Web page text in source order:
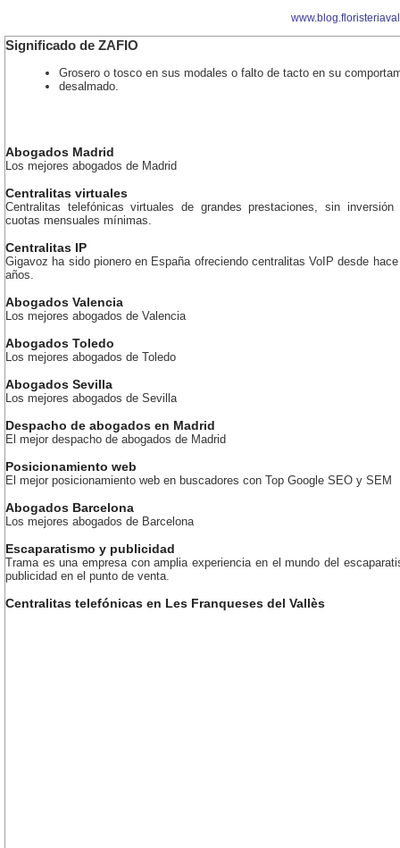
Significado de ZAFIO
Grosero o tosco en sus modales o falto de tacto en su
desalmado.
Abogados Madrid
Los mejores abogados de Madrid
Centralitas virtuales
Centralitas telefónicas virtuales de grandes prestaciones, sin
cuotas mensuales mínimas.
Centralitas IP
Gigavoz ha sido pionero en España ofreciendo centralitas VoIP desde
años.
Abogados Valencia
Los mejores abogados de Valencia
Abogados Toledo
Los mejores abogados de Toledo
Abogados Sevilla
Los mejores abogados de Sevilla
Despacho de abogados en Madrid
El mejor despacho de abogados de Madrid
Posicionamiento web
El mejor posicionamiento web en buscadores con Top Google SEO y SEM
Abogados Barcelona
Los mejores abogados de Barcelona
Escaparatismo y publicidad
Trama es una empresa con amplia experiencia en el mundo del
publicidad en el punto de venta.
Centralitas telefónicas en Les Franqueses del Vallès